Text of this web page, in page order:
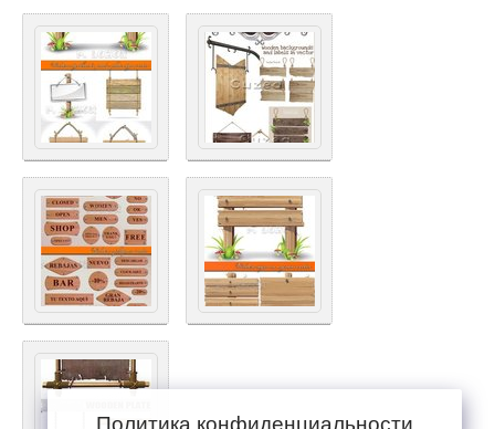
Политика конфиденциальности